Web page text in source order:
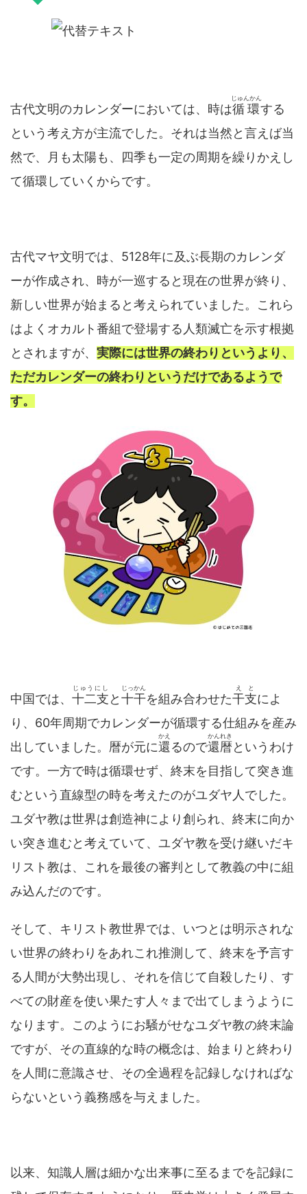
古代文明のカレンダーにおいては、時は循環
じゅんかん
する
という考え方が主流でした。それは当然と言えば当
然で、月も太陽も、四季も一定の周期を繰りかえし
て循環していくからです。
古代マヤ文明では、5128年に及ぶ長期のカレンダ
ーが作成され、時が一巡すると現在の世界が終り、
新しい世界が始まると考えられていました。これら
はよくオカルト番組で登場する人類滅亡を示す根拠
とされますが、 実際には世界の終わりというより、
ただカレンダーの終わりというだけであるようで
す。
中国では、 十二支
じゅうにし
と十干
じっかん
を組み合わせた干支
えと
によ
り、60年周期でカレンダーが循環する仕組みを産み
出していました。暦が元に還
かえ
るので還暦
かんれき
というわけ
です。一方で時は循環せず、終末を目指して突き進
むという直線型の時を考えたのがユダヤ人でした。
ユダヤ教は世界は創造神により創られ、終末に向か
い突き進むと考えていて、ユダヤ教を受け継いだキ
リスト教は、これを最後の審判として教義の中に組
み込んだのです。
そして、キリスト教世界では、いつとは明示されな
い世界の終わりをあれこれ推測して、終末を予言す
る人間が大勢出現し、それを信じて自殺したり、す
べての財産を使い果たす人々まで出てしまうように
なります。このようにお騒がせなユダヤ教の終末論
ですが、その直線的な時の概念は、始まりと終わり
を人間に意識させ、その全過程を記録しなければな
らないという義務感を与えました。
以来、知識人層は細かな出来事に至るまでを記録に